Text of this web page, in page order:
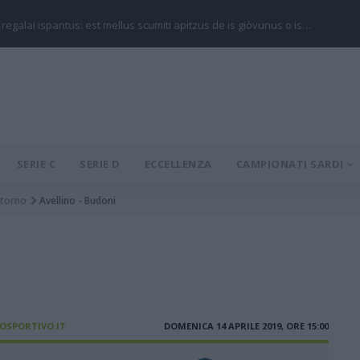
regalai ispantus: est mellus scumiti apitzus de is giòvunus o is…
SERIE C SERIE D ECCELLENZA CAMPIONATI SARDI
Avellino - Budoni
DOMENICA 14 APRILE 2019, ORE 15:00